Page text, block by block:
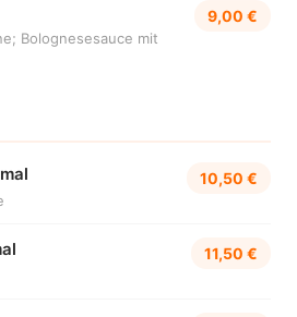
Bolognesesauce mit
9,00 €
10,50 €
11,50 €